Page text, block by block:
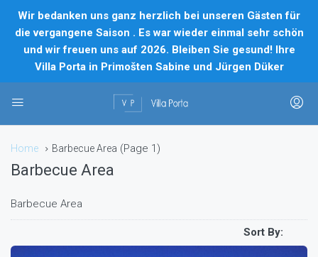
Wir bedanken uns ganz herzlich bei unseren Gästen für
die vergangene Saison . Es war wieder einmal sehr schön
und wir freuen uns auf 2026. Bleiben Sie gesund! Ihre
Villa Porta in Primošten Sabine und Jürgen Düker
Home Barbecue Area (Page 1)
Barbecue Area
Barbecue Area
Sort By: